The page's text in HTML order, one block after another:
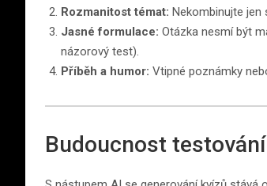
Rozmanitost témat: Nekombinujte jen
Jasné formulace: Otázka nesmí být
názorový test).
Příběh a humor: Vtipné poznámky
Budoucnost